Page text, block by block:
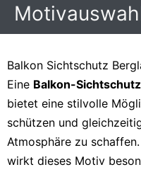
Balkon Sichtschutz
Eine Balkon-
bietet eine stilvolle
schützen und
Atmosphäre zu
wirkt dieses Motiv